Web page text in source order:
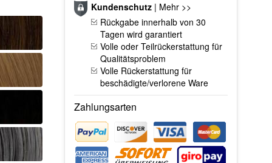
Kundenschutz| Mehr >>
Rückgabe innerhalb von 30
Tagen wird garantiert
Volle oder Teilrückerstattung für
Qualitätsproblem
Volle Rückerstattung für
beschädigte/verlorene Ware
Zahlungsarten